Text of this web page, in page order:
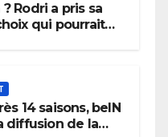
? Rodri a pris sa
qui pourrait
14 saisons, beIN
diffusion de la